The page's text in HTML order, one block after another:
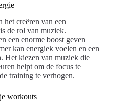
creëren van een
is de rol van muziek.
een enorme boost geven
kan energiek voelen en een
Het kiezen van muziek die
helpt om de focus te
training te verhogen.
workouts